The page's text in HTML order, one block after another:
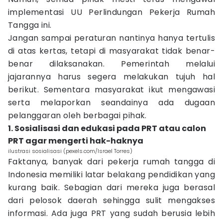
implementasi UU Perlindungan Pekerja Rumah
Tangga ini.
Jangan sampai peraturan nantinya hanya tertulis
di atas kertas, tetapi di masyarakat tidak benar-
benar dilaksanakan. Pemerintah melalui
jajarannya harus segera melakukan tujuh hal
berikut. Sementara masyarakat ikut mengawasi
serta melaporkan seandainya ada dugaan
pelanggaran oleh berbagai pihak.
1. Sosialisasi dan edukasi pada PRT atau calon
PRT agar mengerti hak-haknya
ilustrasi sosialisasi (pexels.com/Israel Torres)
Faktanya, banyak dari pekerja rumah tangga di
Indonesia memiliki latar belakang pendidikan yang
kurang baik. Sebagian dari mereka juga berasal
dari pelosok daerah sehingga sulit mengakses
informasi. Ada juga PRT yang sudah berusia lebih